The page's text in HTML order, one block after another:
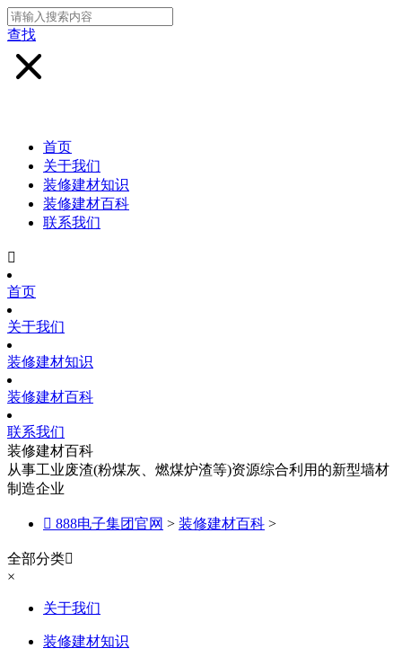
查找
首页
关于我们
装修建材知识
装修建材百科
联系我们

首页
关于我们
装修建材知识
装修建材百科
联系我们
装修建材百科
从事工业废渣(粉煤灰、燃煤炉渣等)资源综合利用的新型墙材
制造企业
 888电子集团官网 > 装修建材百科 >
全部分类
×
关于我们
装修建材知识